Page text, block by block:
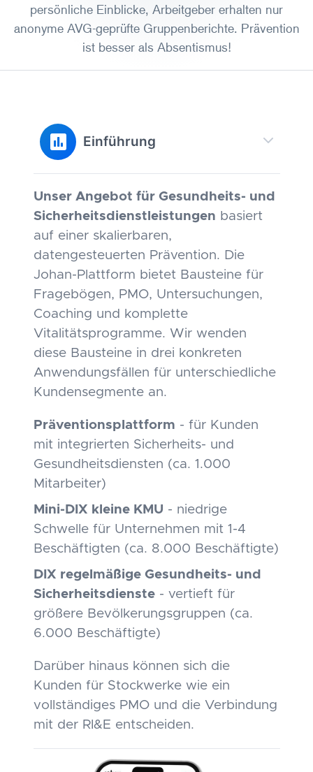
persönliche Einblicke, Arbeitgeber erhalten nur
anonyme AVG-geprüfte Gruppenberichte. Prävention
ist besser als Absentismus!
Einführung
Unser Angebot für Gesundheits- und
Sicherheitsdienstleistungen basiert
auf einer skalierbaren,
datengesteuerten Prävention. Die
Johan-Plattform bietet Bausteine für
Fragebögen, PMO, Untersuchungen,
Coaching und komplette
Vitalitätsprogramme. Wir wenden
diese Bausteine in drei konkreten
Anwendungsfällen für unterschiedliche
Kundensegmente an.
Präventionsplattform - für Kunden
mit integrierten Sicherheits- und
Gesundheitsdiensten (ca. 1.000
Mitarbeiter)
Mini-DIX kleine KMU - niedrige
Schwelle für Unternehmen mit 1-4
Beschäftigten (ca. 8.000 Beschäftigte)
DIX regelmäßige Gesundheits- und
Sicherheitsdienste- vertieft für
größere Bevölkerungsgruppen (ca.
6.000 Beschäftigte)
Darüber hinaus können sich die
Kunden für Stockwerke wie ein
vollständiges PMO und die Verbindung
mit der RI&E entscheiden.